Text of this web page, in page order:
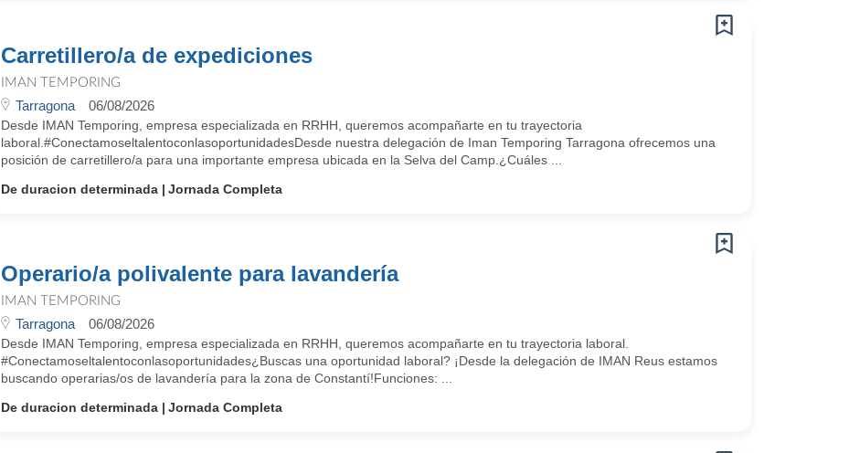
Carretillero/a de expediciones
IMAN TEMPORING
Tarragona 06/08/2026
Desde IMAN Temporing, empresa especializada en RRHH, queremos acompañarte en tu trayectoria
laboral.#ConectamoseltalentoconlasoportunidadesDesde nuestra delegación de Iman Temporing Tarragona ofrecemos una
posición de carretillero/a para una importante empresa ubicada en la Selva del Camp.¿Cuáles ...
De duracion determinada
Jornada Completa
Operario/a polivalente para lavandería
IMAN TEMPORING
Tarragona 06/08/2026
Desde IMAN Temporing, empresa especializada en RRHH, queremos acompañarte en tu trayectoria laboral.
#Conectamoseltalentoconlasoportunidades¿Buscas una oportunidad laboral? ¡Desde la delegación de IMAN Reus estamos
buscando operarias/os de lavandería para la zona de Constantí!Funciones: ...
De duracion determinada
Jornada Completa